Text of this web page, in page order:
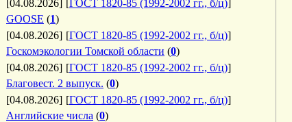
[04.08.2026] [ГОСТ 1820-85 (1992-2002 гг., б/ц)]
GOOSE (1)
[04.08.2026] [ГОСТ 1820-85 (1992-2002 гг., б/ц)]
Госкомэкологии Томской области (0)
[04.08.2026] [ГОСТ 1820-85 (1992-2002 гг., б/ц)]
Благовест. 2 выпуск. (0)
[04.08.2026] [ГОСТ 1820-85 (1992-2002 гг., б/ц)]
Английские числа (0)